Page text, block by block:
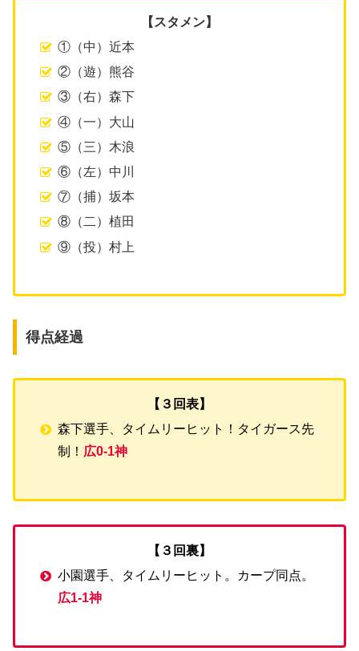
【スタメン】
①（中）近本
②（遊）熊谷
③（右）森下
④（一）大山
⑤（三）木浪
⑥（左）中川
⑦（捕）坂本
⑧（二）植田
⑨（投）村上
得点経過
【３回表】
森下選手、タイムリーヒット！タイガース先
制！ 広0-1神
【３回裏】
小園選手、タイムリーヒット。カープ同点。
広1-1神